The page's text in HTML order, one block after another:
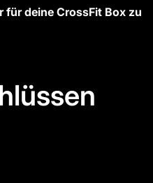
für deine CrossFit Box zu